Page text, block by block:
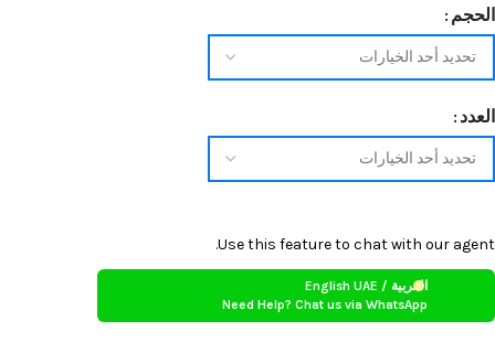
الحجم
العدد
Use this feature to chat with our agent.
العربية / English UAE
Need Help? Chat us via WhatsApp